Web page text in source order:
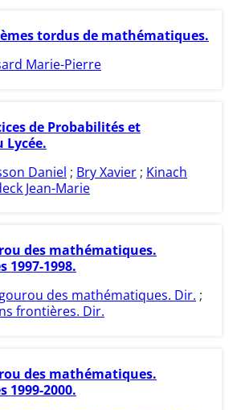
tordus de mathématiques.
Marie-Pierre
de Probabilités et
Daniel ; Bry Xavier ; Kinach
Jean-Marie
des mathématiques.
1997-1998.
des mathématiques. Dir. ;
frontières. Dir.
des mathématiques.
1999-2000.